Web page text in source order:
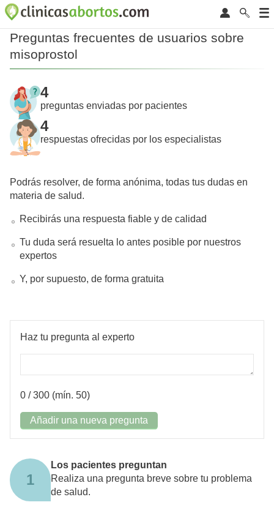
Preguntas frecuentes de usuarios sobre
misoprostol
4
preguntas enviadas por pacientes
4
respuestas ofrecidas por los especialistas
Podrás resolver, de forma anónima, todas tus dudas en
materia de salud.
Recibirás una respuesta fiable y de calidad
Tu duda será resuelta lo antes posible por nuestros
expertos
Y, por supuesto, de forma gratuita
Haz tu pregunta al experto
0 / 300 (mín. 50)
Añadir una nueva pregunta
1
Los pacientes preguntan
Realiza una pregunta breve sobre tu problema
de salud.